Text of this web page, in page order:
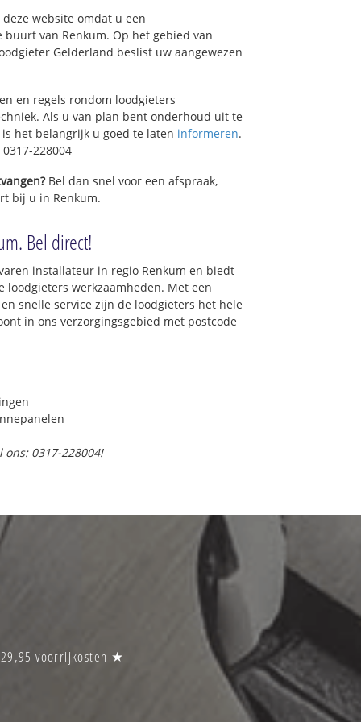
website omdat u een
van Renkum. Op het gebied van
Gelderland beslist uw aangewezen
en regels rondom loodgieters
Als u van plan bent onderhoud uit te
het belangrijk u goed te laten informeren.
228004
Bel dan snel voor een afspraak,
bij u in Renkum.
Bel direct!
installateur in regio Renkum en biedt
loodgieters werkzaamheden. Met een
snelle service zijn de loodgieters het hele
in ons verzorgingsgebied met postcode
0317-228004!
voorrijkosten ★